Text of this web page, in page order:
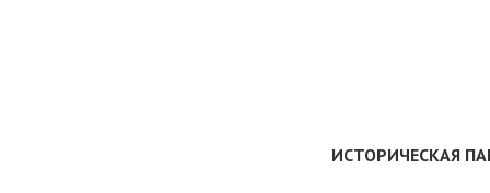
ИСТОРИЧЕСКАЯ